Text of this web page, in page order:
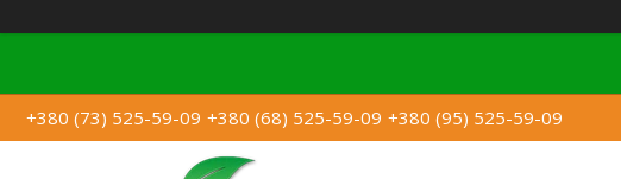
+380 (73) 525-59-09 +380 (68) 525-59-09 +380 (95) 525-59-09